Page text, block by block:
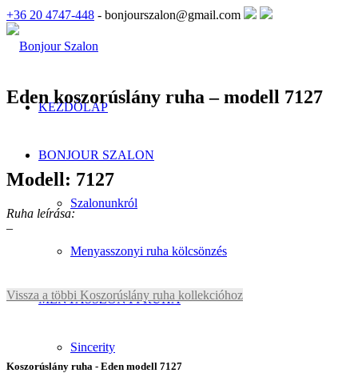
+36 20 4747-448 - bonjourszalon@gmail.com
KEZDŐLAP
BONJOUR SZALON
Szalonunkról
Menyasszonyi ruha kölcsönzés
MENYASSZONYI RUHA
Sincerity
Eden koszorúslány ruha – modell 7127
Modell: 7127
Ruha leírása:
–
Vissza a többi Koszorúslány ruha kollekcióhoz
Koszorúslány ruha - Eden modell 7127